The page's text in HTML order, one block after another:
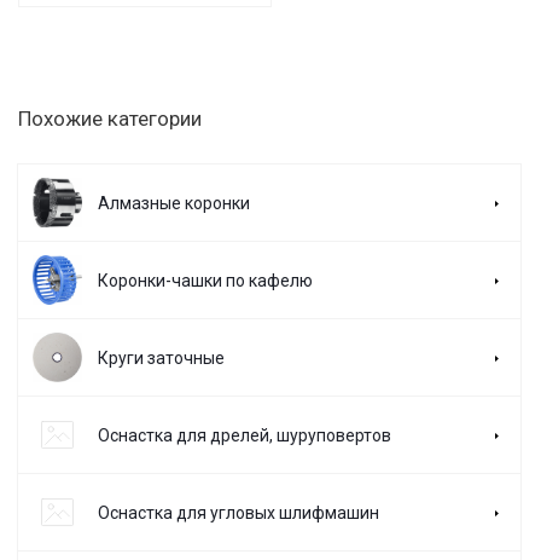
Похожие категории
Алмазные коронки
Коронки-чашки по кафелю
Круги заточные
Оснастка для дрелей, шуруповертов
Оснастка для угловых шлифмашин